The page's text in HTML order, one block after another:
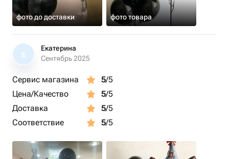
фото до доставки фото товара
Е
Екатерина
Сентябрь 2025
Сервис магазина 5/5
Цена/Качество
5/5
Доставка
5/5
Соответствие
5/5